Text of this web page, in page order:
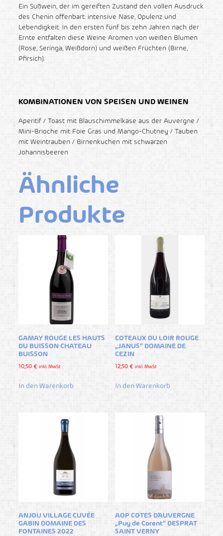
Ein Süßwein, der im gereiften Zustand den vollen Ausdruck
des Chenin offenbart: intensive Nase, Opulenz und
Lebendigkeit. In den ersten fünf bis zehn Jahren nach der
Ernte entfalten diese Weine Aromen von weißen Blumen
(Rose, Seringa, Weißdorn) und weißen Früchten (Birne,
Pfirsich).
KOMBINATIONEN VON SPEISEN UND WEINEN
Aperitif / Toast mit Blauschimmelkäse aus der Auvergne /
Mini-Brioche mit Foie Gras und Mango-Chutney / Tauben
mit Weintrauben / Birnenkuchen mit schwarzen
Johannisbeeren
Ähnliche
Produkte
GAMAY ROUGE LES HAUTS
DU BUISSON CHATEAU
BUISSON
10,50€ inkl. MwSt
In den Warenkorb
COTEAUX DU LOIR ROUGE
„JANUS“ DOMAINE DE
CEZIN
12,50€ inkl. MwSt
In den Warenkorb
ANJOU VILLAGE CUVÉE
GABIN DOMAINE DES
FONTAINES 2022
AOP COTES D’AUVERGNE
„Puy de Corent“ DESPRAT
SAINT VERNY